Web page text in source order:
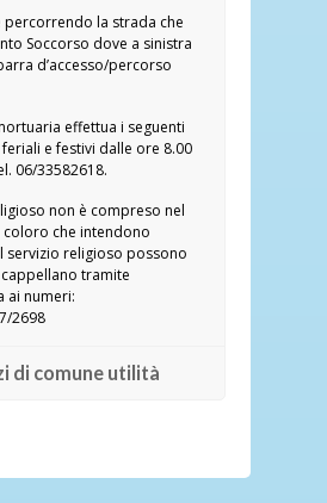
percorrendo la strada che
Soccorso dove a sinistra
d’accesso/percorso
effettua i seguenti
e festivi dalle ore 8.00
06/33582618.
non è compreso nel
coloro che intendono
servizio religioso possono
tramite
ai numeri:
2698
di comune utilità